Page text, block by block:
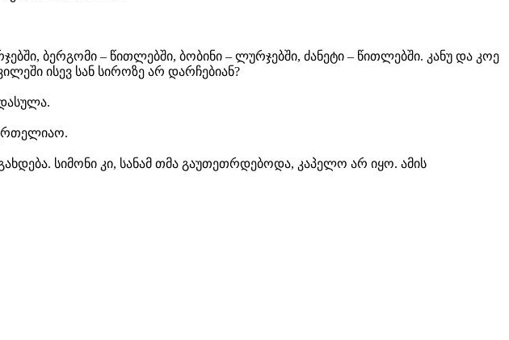
ბერგომი – წითლებში, ბობინი – ლურჯებში, ძანეტი – წითლებში. კანუ და კოე
ისევ სან სიროზე არ დარჩებიან?
სიმონი კი, სანამ თმა გაუთეთრდებოდა, კაპელო არ იყო. ამის